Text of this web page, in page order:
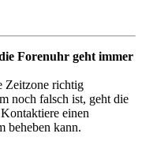
Forenuhr geht immer
Zeitzone richtig
noch falsch ist, geht die
einen
beheben kann.